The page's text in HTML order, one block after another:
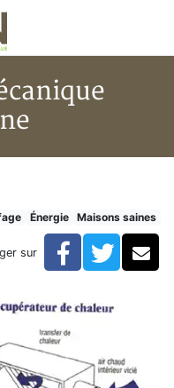
maison saine
Énergie Maisons saines
sur Facebook